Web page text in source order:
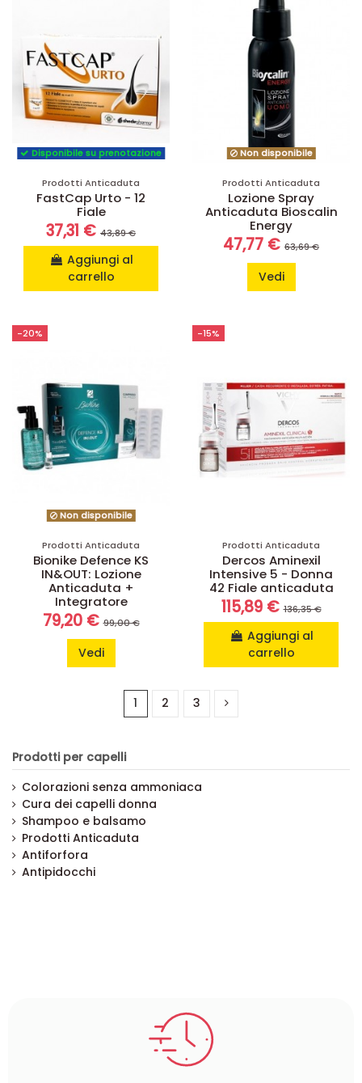
Disponibile su prenotazione
Prodotti Anticaduta
FastCap Urto - 12
Fiale
37,31 € 43,89 €
Aggiungi al
carrello
Non disponibile
Prodotti Anticaduta
Lozione Spray
Anticaduta Bioscalin
Energy
47,77 € 63,69 €
Vedi
-20%
Non disponibile
Prodotti Anticaduta
Bionike Defence KS
IN&OUT: Lozione
Anticaduta +
Integratore
79,20 €99,00 €
Vedi
-15%
Prodotti Anticaduta
Dercos Aminexil
Intensive 5 - Donna
42 Fiale anticaduta
115,89 €136,35 €
Aggiungi al
carrello
1 2 3
Prodotti per capelli
Colorazioni senza ammoniaca
Cura dei capelli donna
Shampoo e balsamo
Prodotti Anticaduta
Antiforfora
Antipidocchi